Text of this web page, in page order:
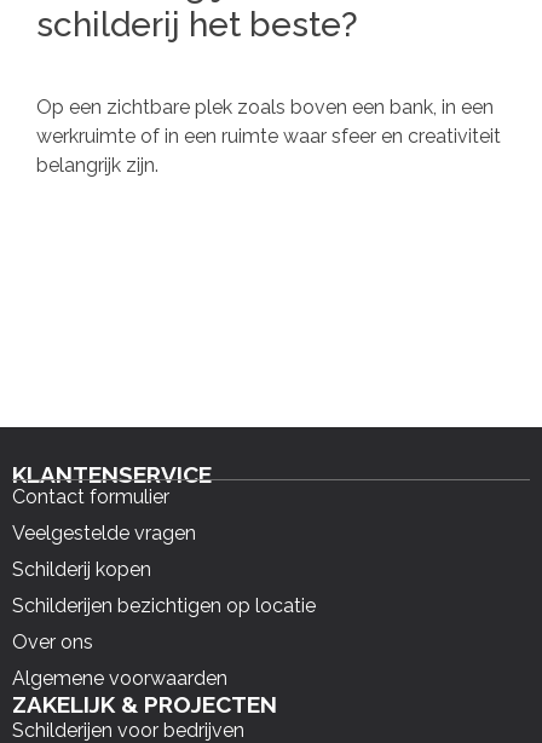
schilderij het beste?
Op een zichtbare plek zoals boven een bank, in een
werkruimte of in een ruimte waar sfeer en creativiteit
belangrijk zijn.
KLANTENSERVICE
Contact formulier
Veelgestelde vragen
Schilderij kopen
Schilderijen bezichtigen op locatie
Over ons
Algemene voorwaarden
ZAKELIJK & PROJECTEN
Schilderijen voor bedrijven